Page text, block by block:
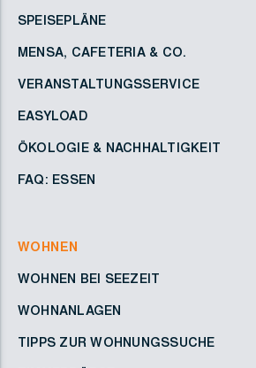
SPEISEPLÄNE
MENSA, CAFETERIA & CO.
VERANSTALTUNGSSERVICE
EASYLOAD
ÖKOLOGIE & NACHHALTIGKEIT
FAQ: ESSEN
WOHNEN
WOHNEN BEI SEEZEIT
WOHNANLAGEN
TIPPS ZUR WOHNUNGSSUCHE